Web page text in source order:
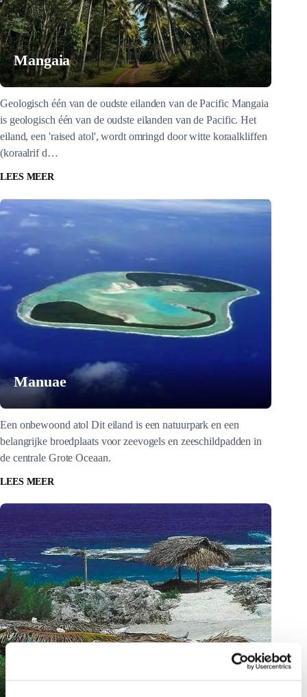
Mangaia
Geologisch één van de oudste eilanden van de Pacific Mangaia
is geologisch één van de oudste eilanden van de Pacific. Het
eiland, een 'raised atol', wordt omringd door witte koraalkliffen
(koraalrif d…
LEES MEER
Manuae
Een onbewoond atol Dit eiland is een natuurpark en een
belangrijke broedplaats voor zeevogels en zeeschildpadden in
de centrale Grote Oceaan.
LEES MEER